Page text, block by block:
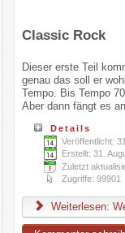
Classic Rock
Dieser erste Teil
genau das soll er
Tempo. Bis Tempo
Aber dann fängt es
Details
Veröffentlicht:
Erstellt: 31.
Zuletzt
Zugriffe: 99901
Weiterlesen: